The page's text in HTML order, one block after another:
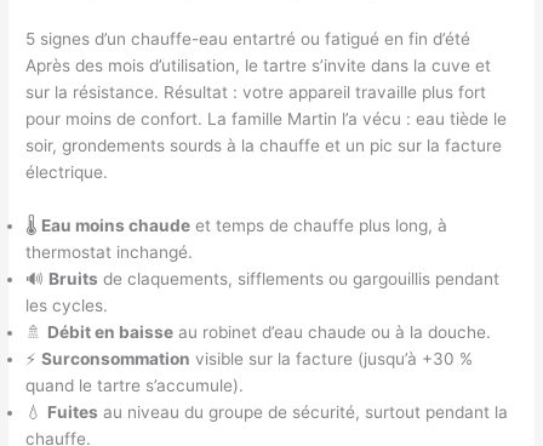
5 signes d’un chauffe-eau entartré ou fatigué en fin d’été
Après des mois d’utilisation, le tartre s’invite dans la cuve et
sur la résistance. Résultat : votre appareil travaille plus fort
pour moins de confort. La famille Martin l’a vécu : eau tiède le
soir, grondements sourds à la chauffe et un pic sur la facture
électrique.
🌡️ Eau moins chaude et temps de chauffe plus long, à
thermostat inchangé.
🔊 Bruits de claquements, sifflements ou gargouillis pendant
les cycles.
🚿 Débit en baisse au robinet d’eau chaude ou à la douche.
⚡Surconsommation visible sur la facture (jusqu’à +30 %
quand le tartre s’accumule).
💧 Fuites au niveau du groupe de sécurité, surtout pendant la
chauffe.